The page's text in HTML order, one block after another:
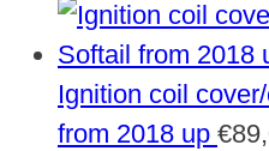
Ignition coil
from 2018 up €